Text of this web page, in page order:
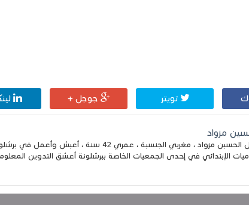
تويتر جوجل +
مزواد
إسمي الكامل الحسين مزواد ، مغربي الجنسية ، عمري
الإبتدائي في إحدى الجمعيات الخاصة ببرشلونة أعشق التدوين